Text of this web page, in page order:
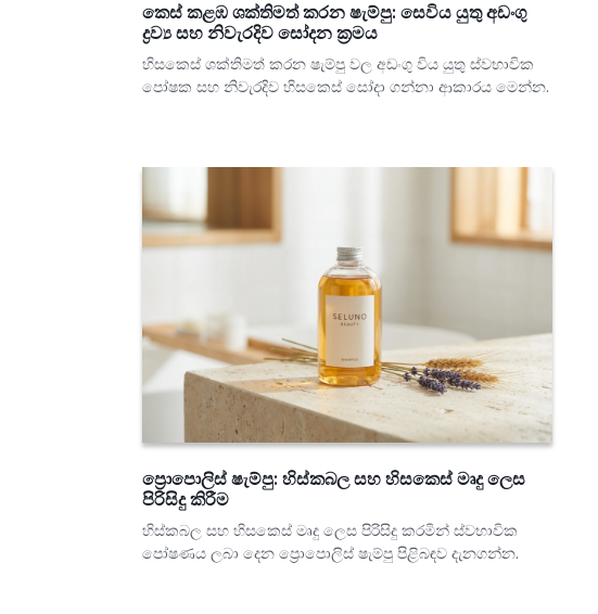
කෙස් කළඹ ශක්තිමත් කරන ෂැම්පු: සෙවිය යුතු අඩංගු
ද්‍රව්‍ය සහ නිවැරදිව සෝදන ක්‍රමය
හිසකෙස් ශක්තිමත් කරන ෂැම්පු වල අඩංගු විය යුතු ස්වභාවික
පෝෂක සහ නිවැරදිව හිසකෙස් සෝදා ගන්නා ආකාරය මෙන්න.
ප්‍රොපොලිස් ෂැම්පු: හිස්කබල සහ හිසකෙස් මෘදු ලෙස
පිරිසිදු කිරීම
හිස්කබල සහ හිසකෙස් මෘදු ලෙස පිරිසිදු කරමින් ස්වභාවික
පෝෂණය ලබා දෙන ප්‍රොපොලිස් ෂැම්පු පිළිබඳව දැනගන්න.